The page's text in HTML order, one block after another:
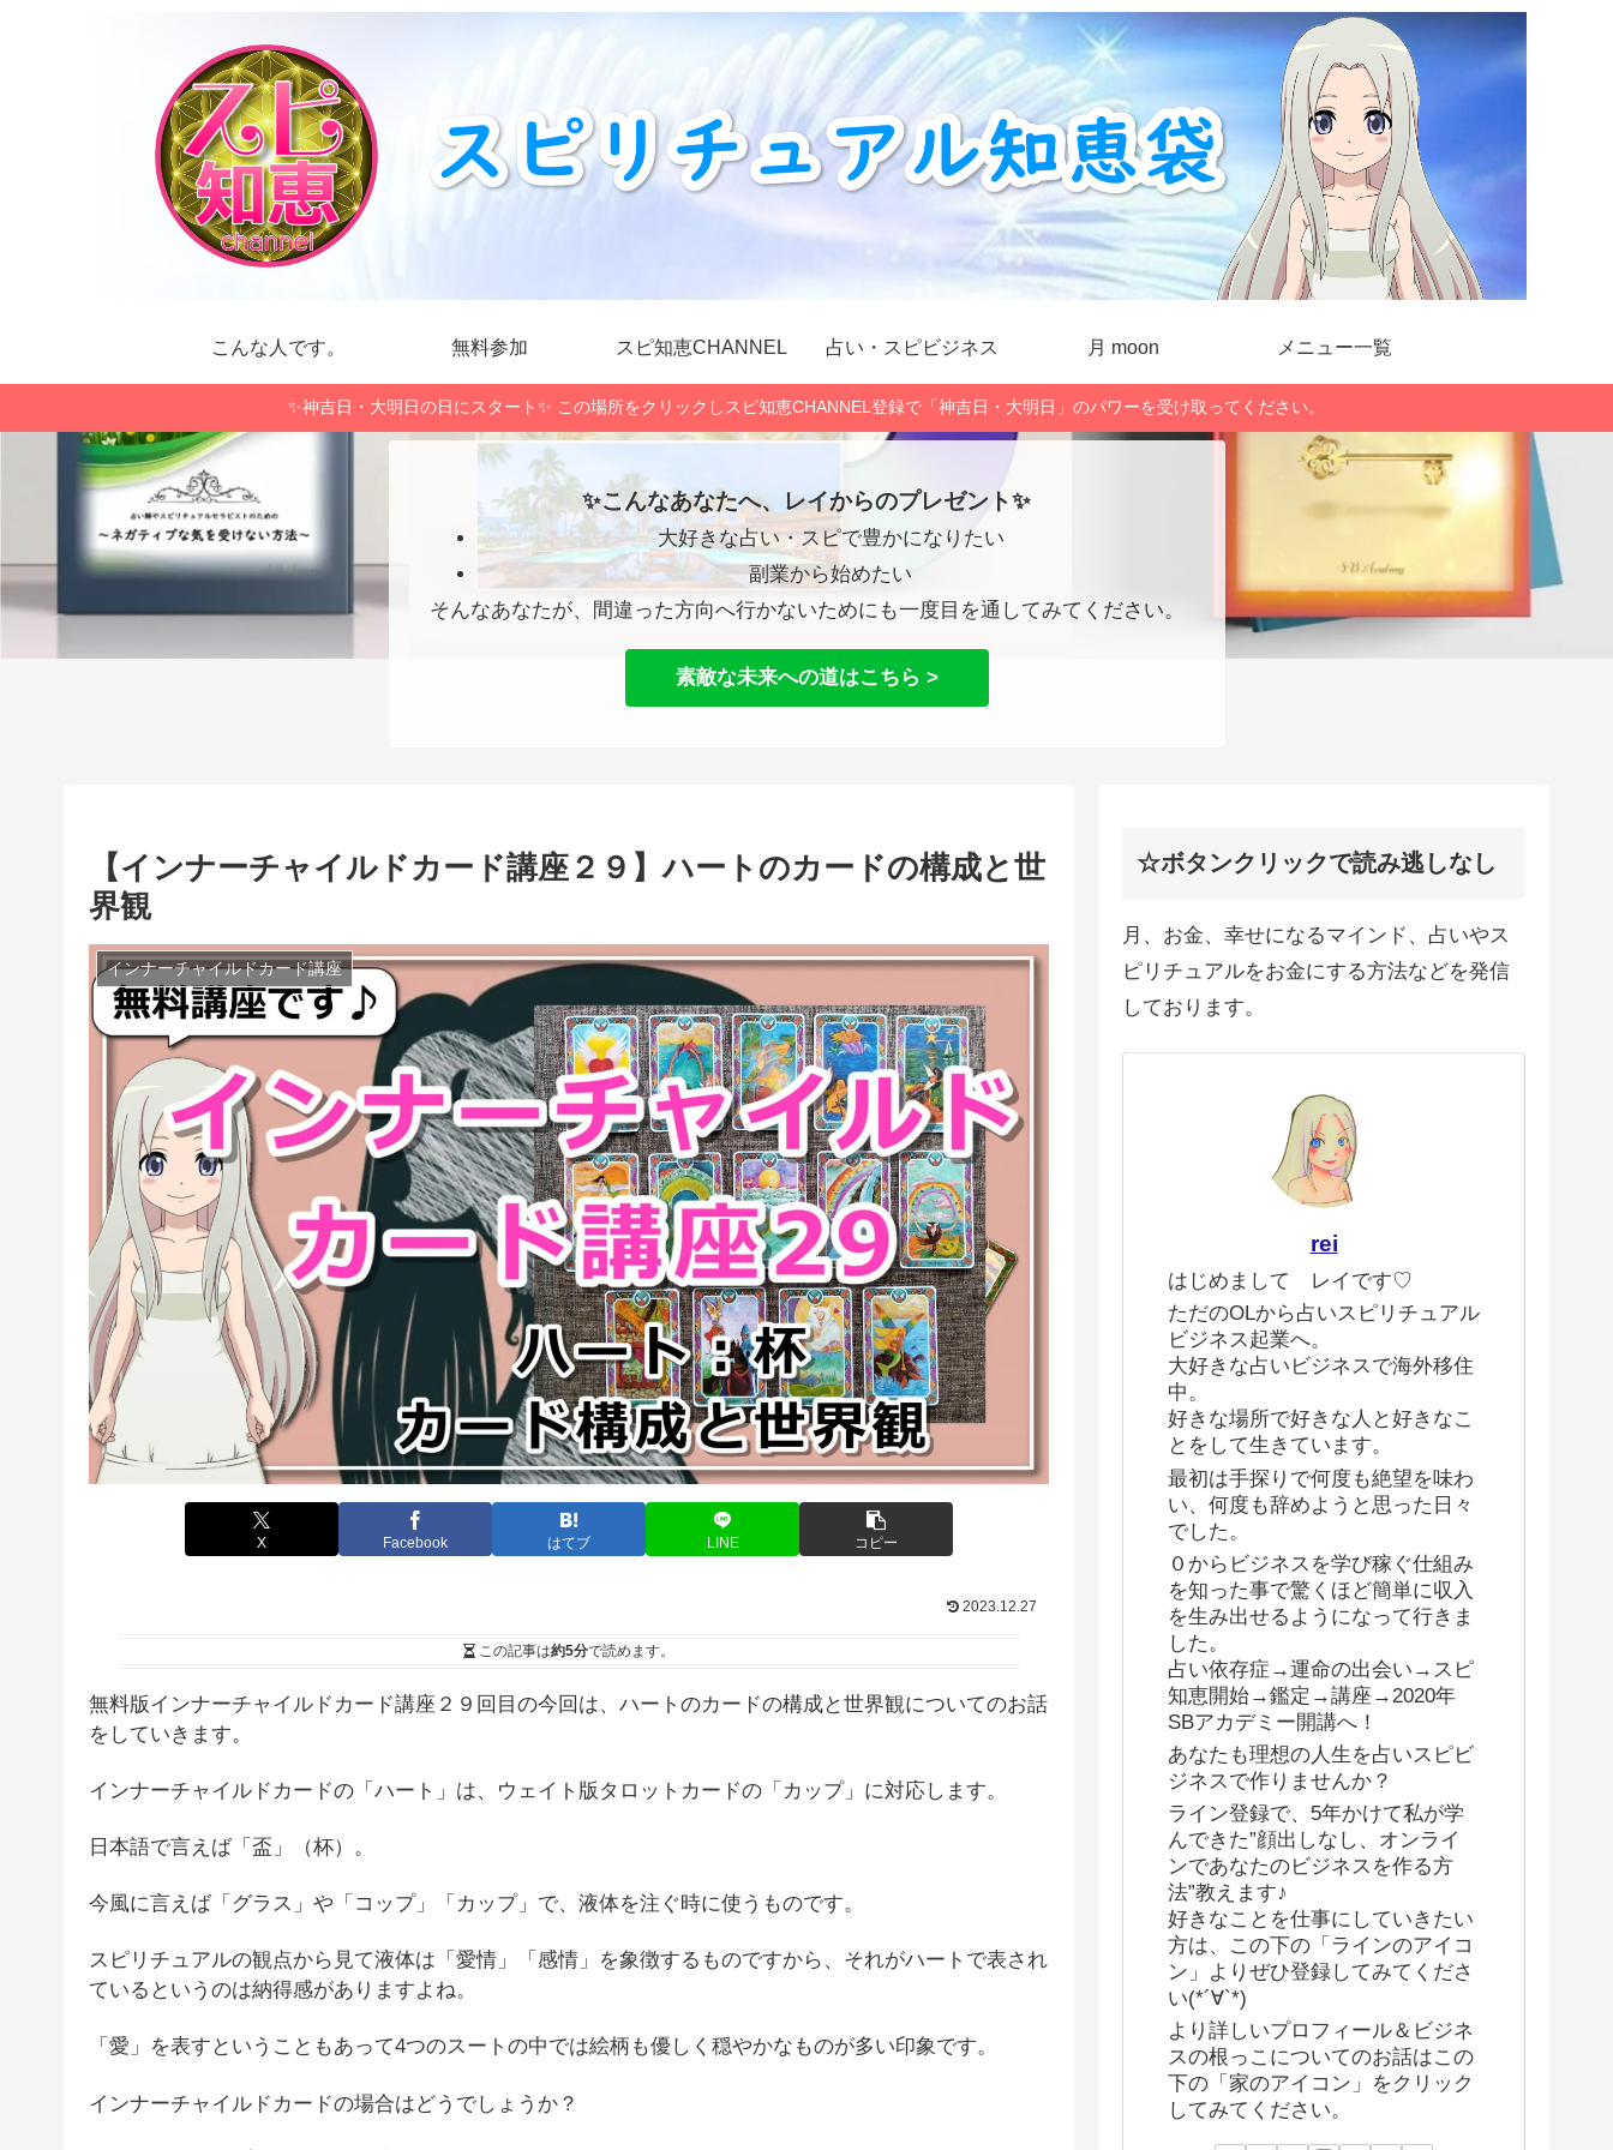
こんな人です。 無料参加 スピ知恵CHANNEL 占い・スピビジネス 月 moon メニュー一覧
✨神吉日・大明日の日にスタート✨ この場所をクリックしスピ知恵CHANNEL登録で「神吉日・大明日」のパワーを受け取ってください。
✨こんなあなたへ、レイからのプレゼント✨
大好きな占い・スピで豊かになりたい
副業から始めたい
そんなあなたが、間違った方向へ行かないためにも一度目を通してみてください。
素敵な未来への道はこちら >
【インナーチャイルドカード講座２９】ハートのカードの構成と世
界観
インナーチャイルドカード講座
X Facebook はてブ LINE コピー
2023.12.27
この記事は約5分で読めます。
無料版インナーチャイルドカード講座２９回目の今回は、ハートのカードの構成と世界観についてのお話
をしていきます。
インナーチャイルドカードの「ハート」は、ウェイト版タロットカードの「カップ」に対応します。
日本語で言えば「盃」（杯）。
今風に言えば「グラス」や「コップ」「カップ」で、液体を注ぐ時に使うものです。
スピリチュアルの観点から見て液体は「愛情」「感情」を象徴するものですから、それがハートで表され
ているというのは納得感がありますよね。
「愛」を表すということもあって4つのスートの中では絵柄も優しく穏やかなものが多い印象です。
インナーチャイルドカードの場合はどうでしょうか？
☆ボタンクリックで読み逃しなし
月、お金、幸せになるマインド、占いやス
ピリチュアルをお金にする方法などを発信
しております。
rei
はじめまして レイです♡
ただのOLから占いスピリチュアル
ビジネス起業へ。
大好きな占いビジネスで海外移住
中。
好きな場所で好きな人と好きなこ
とをして生きています。
最初は手探りで何度も絶望を味わ
い、何度も辞めようと思った日々
でした。
０からビジネスを学び稼ぐ仕組み
を知った事で驚くほど簡単に収入
を生み出せるようになって行きま
した。
占い依存症→運命の出会い→スピ
知恵開始→鑑定→講座→2020年
SBアカデミー開講へ！
あなたも理想の人生を占いスピビ
ジネスで作りませんか？
ライン登録で、5年かけて私が学
んできた”顔出しなし、オンライ
ンであなたのビジネスを作る方
法”教えます♪
好きなことを仕事にしていきたい
方は、この下の「ラインのアイコ
ン」よりぜひ登録してみてくださ
い(*´∀`*)
より詳しいプロフィール＆ビジネ
スの根っこについてのお話はこの
下の「家のアイコン」をクリック
してみてください。